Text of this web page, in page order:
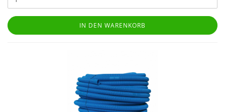
IN DEN WARENKORB